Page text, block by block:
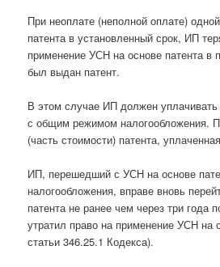
При неоплате (неполной оплате)
патента в установленный срок, ИП
применение УСН на основе патента в
был выдан патент.
В этом случае ИП должен уплачивать
с общим режимом налогообложения.
(часть стоимости) патента,
ИП, перешедший с УСН на основе
налогообложения, вправе вновь
патента не ранее чем через три года
утратил право на применение УСН на
статьи 346.25.1 Кодекса).